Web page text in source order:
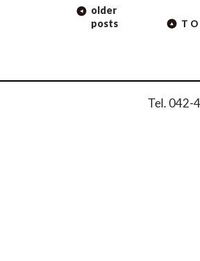
older
posts
Tel. 042-